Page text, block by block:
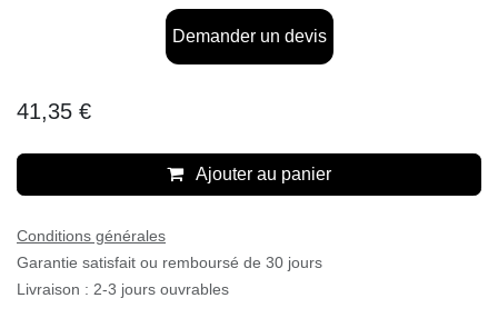
Demander un devis
41,35 €
Ajouter au panier
Conditions générales
Garantie satisfait ou remboursé de 30 jours
Livraison : 2-3 jours ouvrables